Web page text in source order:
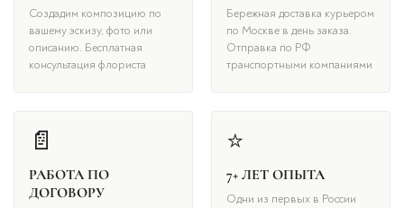
Создадим композицию по
вашему эскизу, фото или
описанию. Бесплатная
консультация флориста
Бережная доставка курьером
по Москве в день заказа.
Отправка по РФ
транспортными компаниями
📄
РАБОТА ПО
ДОГОВОРУ
⭐
7+ ЛЕТ ОПЫТА
Одни из первых в России